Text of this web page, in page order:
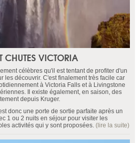
CHUTES VICTORIA
célèbres qu'il est tentant de profiter d'un
les découvrir. C'est finalement très facile car
à Victoria Falls et à Livingstone
Il existe également, en saison, des
depuis Kruger.
donc une porte de sortie parfaite après un
1 ou 2 nuits en séjour pour visiter les
activités qui y sont proposées. (lire la suite)